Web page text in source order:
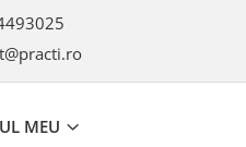
MEU